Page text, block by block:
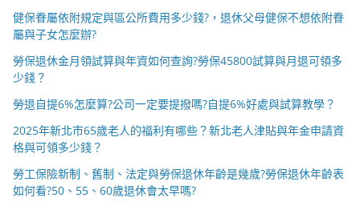
健保眷屬依附規定與區公所費用多少錢?，退休父母健保不想依附眷
屬與子女怎麼辦?
勞保退休金月領試算與年資如何查詢?勞保45800試算與月退可領多
少錢？
勞退自提6%怎麼算?公司一定要提撥嗎?自提6%好處與試算教學？
2025年新北市65歲老人的福利有哪些？新北老人津貼與年金申請資
格與可領多少錢？
勞工保險新制、舊制、法定與勞保退休年齡是幾歲?勞保退休年齡表
如何看?50、55、60歲退休會太早嗎?